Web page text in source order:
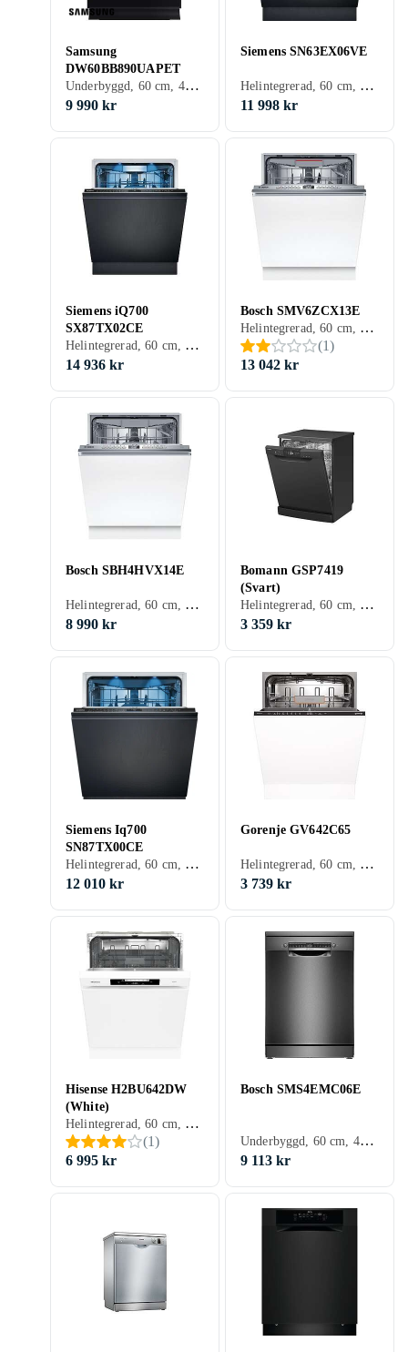
Samsung
DW60BB890UAPET
Underbyggd, 60 cm, 40 dB, B
9 990 kr
Siemens SN63EX06VE
Helintegrerad, 60 cm, 44 dB, B
11 998 kr
Siemens iQ700
SX87TX02CE
Helintegrerad, 60 cm, 42 dB, A
14 936 kr
Bosch SMV6ZCX13E
Helintegrerad, 60 cm, 40 dB, B
(1)
13 042 kr
Bosch SBH4HVX14E
Helintegrerad, 60 cm, 46 dB, C
8 990 kr
Bomann GSP7419
(Svart)
Helintegrerad, 60 cm, 47 dB, D
3 359 kr
Siemens Iq700
SN87TX00CE
Helintegrerad, 60 cm, 43 dB, A
12 010 kr
Gorenje GV642C65
Helintegrerad, 60 cm, 46 dB, C
3 739 kr
Hisense H2BU642DW
(White)
Helintegrerad, 60 cm, 44 dB, D
(1)
6 995 kr
Bosch SMS4EMC06E
Underbyggd, 60 cm, 42 dB, B
9 113 kr